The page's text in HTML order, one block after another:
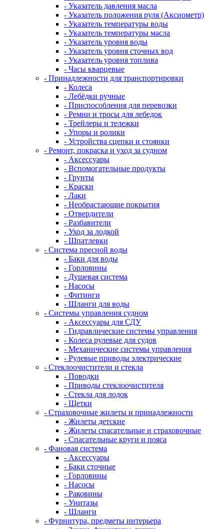
- Указатель давления масла
- Указатель положения руля (Аксиометр)
- Указатель температуры воды
- Указатель температуры масла
- Указатель уровня воды
- Указатель уровня сточных вод
- Указатель уровня топлива
- Часы кварцевые
- Принадлежности для транспортировки
- Колеса
- Лебёдки ручные
- Приспособления для перевозки
- Ремни и тросы для лебедок
- Трейлеры и тележки
- Упоры и ролики
- Устройства сцепки и стоянки
- Ремонт, покраска и уход за судном
- Аксессуары
- Вспомогательные продукты
- Грунты
- Краски
- Лаки
- Необрастающие покрытия
- Отвердители
- Разбавители
- Уход за лодкой
- Шпатлевки
- Система пресной воды
- Баки для воды
- Горловины
- Душевая система
- Насосы
- Фитинги
- Шланги для воды
- Системы управления судном
- Аксессуары для СДУ
- Гидравлические системы управления
- Колеса рулевые для судов
- Механические системы управления
- Рулевые приводы электрические
- Стеклоочистители и стекла
- Поводки
- Приводы стеклоочистителя
- Стекла для лодок
- Щетки
- Страховочные жилеты и принадлежности
- Жилеты детские
- Жилеты спасательные и страховочные
- Спасательные круги и пояса
- Фановая система
- Аксессуары
- Баки сточные
- Горловины
- Насосы
- Раковины
- Унитазы
- Шланги
- Фурнитура, предметы интерьера